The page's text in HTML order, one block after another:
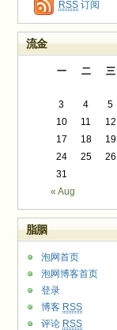
RSS 订阅
流金
一 二 三
« Aug
3
4 5
10
11 12
17
18 19
24
25 26
31
脂胭
泡网首页
泡网博客首页
登录
博客 RSS
评论 RSS